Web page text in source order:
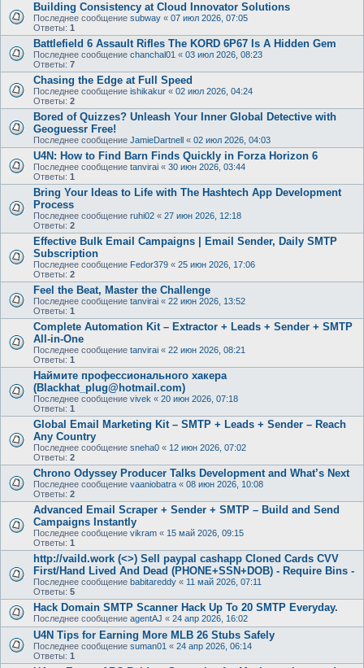
Building Consistency at Cloud Innovator Solutions
Последнее сообщение subway « 07 июл 2026, 07:05
Ответы: 1
Battlefield 6 Assault Rifles The KORD 6P67 Is A Hidden Gem
Последнее сообщение chanchal01 « 03 июл 2026, 08:23
Ответы: 7
Chasing the Edge at Full Speed
Последнее сообщение ishikakur « 02 июл 2026, 04:24
Ответы: 2
Bored of Quizzes? Unleash Your Inner Global Detective with
Geoguessr Free!
Последнее сообщение JamieDartnell « 02 июл 2026, 04:03
U4N: How to Find Barn Finds Quickly in Forza Horizon 6
Последнее сообщение tanvirai « 30 июн 2026, 03:44
Ответы: 1
Bring Your Ideas to Life with The Hashtech App Development
Process
Последнее сообщение ruhi02 « 27 июн 2026, 12:18
Ответы: 2
Effective Bulk Email Campaigns | Email Sender, Daily SMTP
Subscription
Последнее сообщение Fedor379 « 25 июн 2026, 17:06
Ответы: 2
Feel the Beat, Master the Challenge
Последнее сообщение tanvirai « 22 июн 2026, 13:52
Ответы: 1
Complete Automation Kit – Extractor + Leads + Sender + SMTP
All-in-One
Последнее сообщение tanvirai « 22 июн 2026, 08:21
Ответы: 1
Наймите профессионального хакера
(Blackhat_plug@hotmail.com)
Последнее сообщение vivek « 20 июн 2026, 07:18
Ответы: 1
Global Email Marketing Kit – SMTP + Leads + Sender – Reach
Any Country
Последнее сообщение sneha0 « 12 июн 2026, 07:02
Ответы: 2
Chrono Odyssey Producer Talks Development and What’s Next
Последнее сообщение vaaniobatra « 08 июн 2026, 10:08
Ответы: 2
Advanced Email Scraper + Sender + SMTP – Build and Send
Campaigns Instantly
Последнее сообщение vikram « 15 май 2026, 09:15
Ответы: 1
http://vaild.work (<>) Sell paypal cashapp Cloned Cards CVV
First/Hand Lived And Dead (PHONE+SSN+DOB) - Require Bins -
Последнее сообщение babitareddy « 11 май 2026, 07:11
Ответы: 5
Hack Domain SMTP Scanner Hack Up To 20 SMTP Everyday.
Последнее сообщение agentAJ « 24 апр 2026, 16:02
U4N Tips for Earning More MLB 26 Stubs Safely
Последнее сообщение suman01 « 24 апр 2026, 06:14
Ответы: 1